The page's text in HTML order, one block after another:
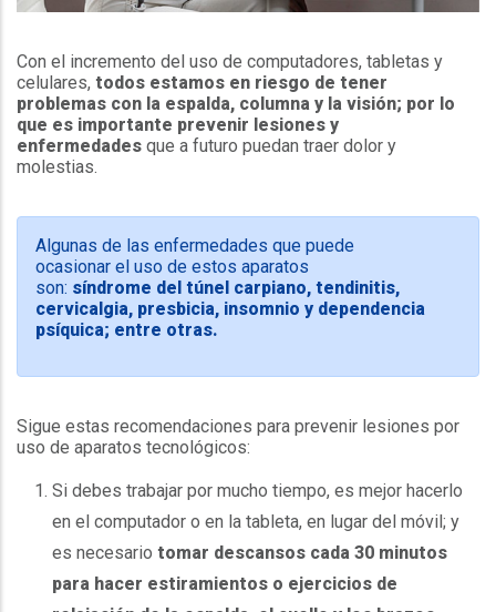
Con el incremento del uso de computadores, tabletas y
celulares, todos estamos en riesgo de tener
problemas con la espalda, columna y la visión; por lo
que es importante prevenir lesiones y
enfermedades que a futuro puedan traer dolor y
molestias.
Algunas de las enfermedades que puede
ocasionar el uso de estos aparatos
son: síndrome del túnel carpiano, tendinitis,
cervicalgia, presbicia, insomnio y dependencia
psíquica; entre otras.
Sigue estas recomendaciones para prevenir lesiones por
uso de aparatos tecnológicos:
Si debes trabajar por mucho tiempo, es mejor hacerlo
en el computador o en la tableta, en lugar del móvil; y
es necesario tomar descansos cada 30 minutos
para hacer estiramientos o ejercicios de